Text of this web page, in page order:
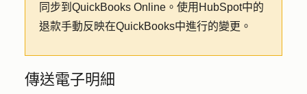
同步到QuickBooks Online。使用HubSpot中的
退款手動反映在QuickBooks中進行的變更。
傳送電子明細